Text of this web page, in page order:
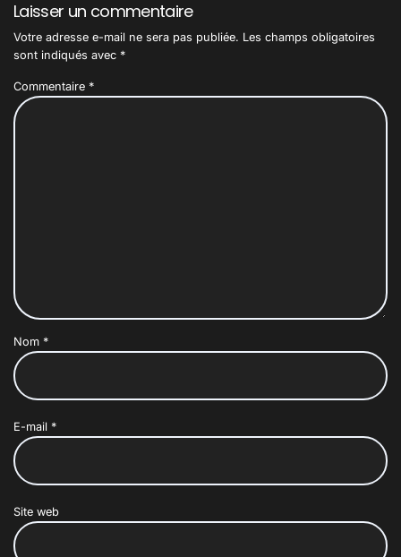
Laisser un commentaire
Votre adresse e-mail ne sera pas publiée. Les champs obligatoires
sont indiqués avec *
Commentaire *
Nom *
E-mail *
Site web